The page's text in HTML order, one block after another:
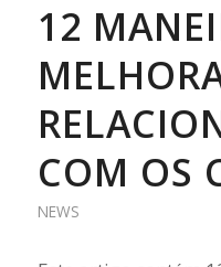
12
COM OS
NEWS